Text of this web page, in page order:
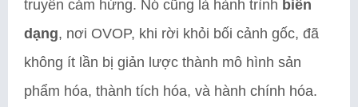
truyền cảm hứng. Nó cũng là hành trình biến
dạng, nơi OVOP, khi rời khỏi bối cảnh gốc, đã
không ít lần bị giản lược thành mô hình sản
phẩm hóa, thành tích hóa, và hành chính hóa.